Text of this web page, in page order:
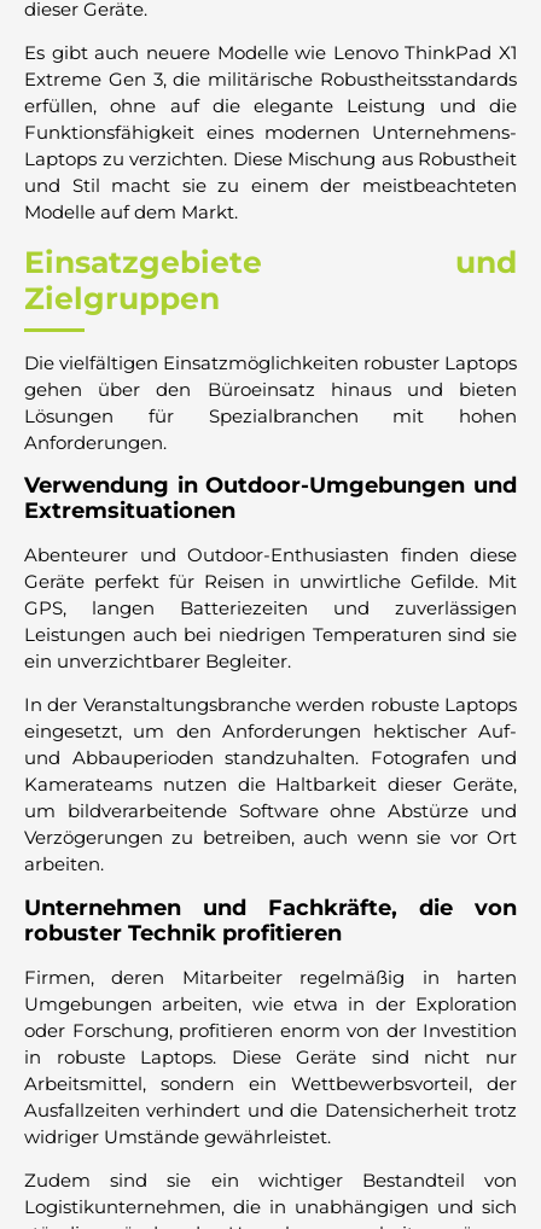
dieser Geräte.
Es gibt auch neuere Modelle wie Lenovo ThinkPad X1
Extreme Gen 3, die militärische Robustheitsstandards
erfüllen, ohne auf die elegante Leistung und die
Funktionsfähigkeit eines modernen Unternehmens-
Laptops zu verzichten. Diese Mischung aus Robustheit
und Stil macht sie zu einem der meistbeachteten
Modelle auf dem Markt.
Einsatzgebiete und
Zielgruppen
Die vielfältigen Einsatzmöglichkeiten robuster Laptops
gehen über den Büroeinsatz hinaus und bieten
Lösungen für Spezialbranchen mit hohen
Anforderungen.
Verwendung in Outdoor-Umgebungen und
Extremsituationen
Abenteurer und Outdoor-Enthusiasten finden diese
Geräte perfekt für Reisen in unwirtliche Gefilde. Mit
GPS, langen Batteriezeiten und zuverlässigen
Leistungen auch bei niedrigen Temperaturen sind sie
ein unverzichtbarer Begleiter.
In der Veranstaltungsbranche werden robuste Laptops
eingesetzt, um den Anforderungen hektischer Auf-
und Abbauperioden standzuhalten. Fotografen und
Kamerateams nutzen die Haltbarkeit dieser Geräte,
um bildverarbeitende Software ohne Abstürze und
Verzögerungen zu betreiben, auch wenn sie vor Ort
arbeiten.
Unternehmen und Fachkräfte, die von
robuster Technik profitieren
Firmen, deren Mitarbeiter regelmäßig in harten
Umgebungen arbeiten, wie etwa in der Exploration
oder Forschung, profitieren enorm von der Investition
in robuste Laptops. Diese Geräte sind nicht nur
Arbeitsmittel, sondern ein Wettbewerbsvorteil, der
Ausfallzeiten verhindert und die Datensicherheit trotz
widriger Umstände gewährleistet.
Zudem sind sie ein wichtiger Bestandteil von
Logistikunternehmen, die in unabhängigen und sich